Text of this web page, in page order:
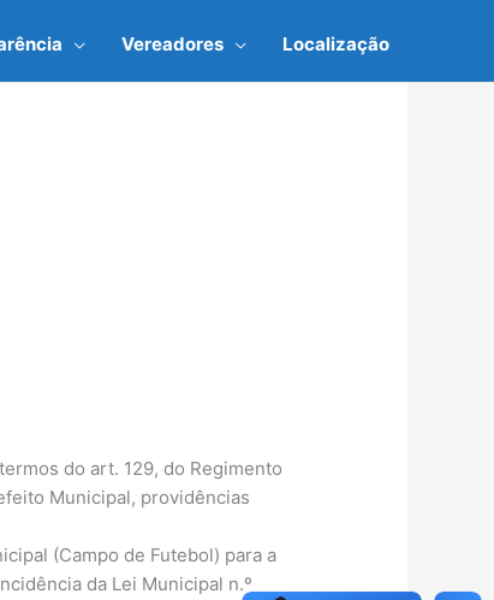
Vereadores Localização
do art. 129, do Regimento
Municipal, providências
(Campo de Futebol) para a
da Lei Municipal n.º